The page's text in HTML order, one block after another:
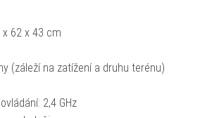
62 x 43 cm
(záleží na zatížení a druhu terénu)
2,4 GHz